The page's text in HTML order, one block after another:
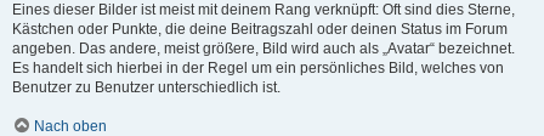
Eines dieser Bilder ist meist mit deinem Rang verknüpft: Oft sind dies Sterne,
Kästchen oder Punkte, die deine Beitragszahl oder deinen Status im Forum
angeben. Das andere, meist größere, Bild wird auch als „Avatar“ bezeichnet.
Es handelt sich hierbei in der Regel um ein persönliches Bild, welches von
Benutzer zu Benutzer unterschiedlich ist.
Nach oben